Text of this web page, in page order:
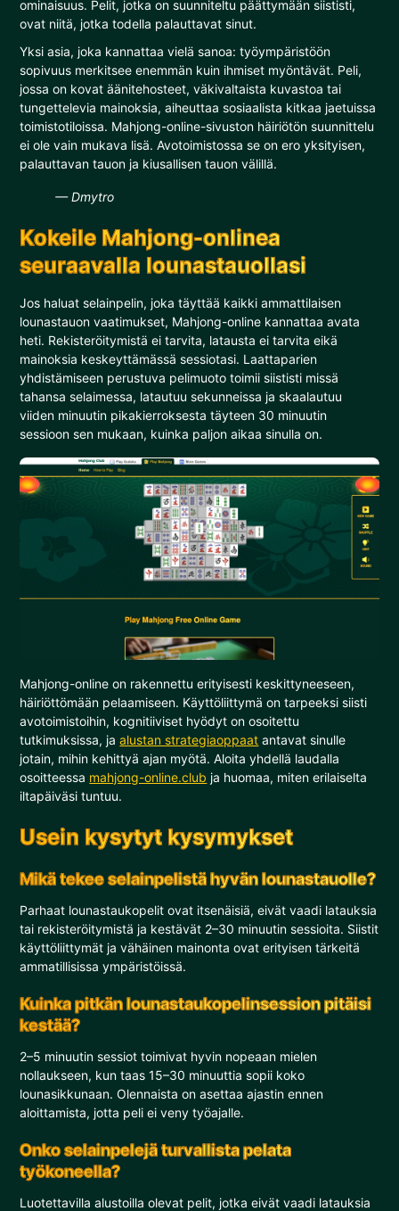
ominaisuus. Pelit, jotka on suunniteltu päättymään siististi,
ovat niitä, jotka todella palauttavat sinut.
Yksi asia, joka kannattaa vielä sanoa: työympäristöön
sopivuus merkitsee enemmän kuin ihmiset myöntävät. Peli,
jossa on kovat äänitehosteet, väkivaltaista kuvastoa tai
tungettelevia mainoksia, aiheuttaa sosiaalista kitkaa jaetuissa
toimistotiloissa. Mahjong-online-sivuston häiriötön suunnittelu
ei ole vain mukava lisä. Avotoimistossa se on ero yksityisen,
palauttavan tauon ja kiusallisen tauon välillä.
— Dmytro
Kokeile Mahjong-onlinea
seuraavalla lounastauollasi
Jos haluat selainpelin, joka täyttää kaikki ammattilaisen
lounastauon vaatimukset, Mahjong-online kannattaa avata
heti. Rekisteröitymistä ei tarvita, latausta ei tarvita eikä
mainoksia keskeyttämässä sessiotasi. Laattaparien
yhdistämiseen perustuva pelimuoto toimii siististi missä
tahansa selaimessa, latautuu sekunneissa ja skaalautuu
viiden minuutin pikakierroksesta täyteen 30 minuutin
sessioon sen mukaan, kuinka paljon aikaa sinulla on.
Mahjong-online on rakennettu erityisesti keskittyneeseen,
häiriöttömään pelaamiseen. Käyttöliittymä on tarpeeksi siisti
avotoimistoihin, kognitiiviset hyödyt on osoitettu
tutkimuksissa, jaalustan strategiaoppaat antavat sinulle
jotain, mihin kehittyä ajan myötä. Aloita yhdellä laudalla
osoitteessa mahjong-online.club ja huomaa, miten erilaiselta
iltapäiväsi tuntuu.
Usein kysytyt kysymykset
Mikä tekee selainpelistä hyvän lounastauolle?
Parhaat lounastaukopelit ovat itsenäisiä, eivät vaadi latauksia
tai rekisteröitymistä ja kestävät 2–30 minuutin sessioita. Siistit
käyttöliittymät ja vähäinen mainonta ovat erityisen tärkeitä
ammatillisissa ympäristöissä.
Kuinka pitkän lounastaukopelinsession pitäisi
kestää?
2–5 minuutin sessiot toimivat hyvin nopeaan mielen
nollaukseen, kun taas 15–30 minuuttia sopii koko
lounasikkunaan. Olennaista on asettaa ajastin ennen
aloittamista, jotta peli ei veny työajalle.
Onko selainpelejä turvallista pelata
työkoneella?
Luotettavilla alustoilla olevat pelit, jotka eivät vaadi latauksia